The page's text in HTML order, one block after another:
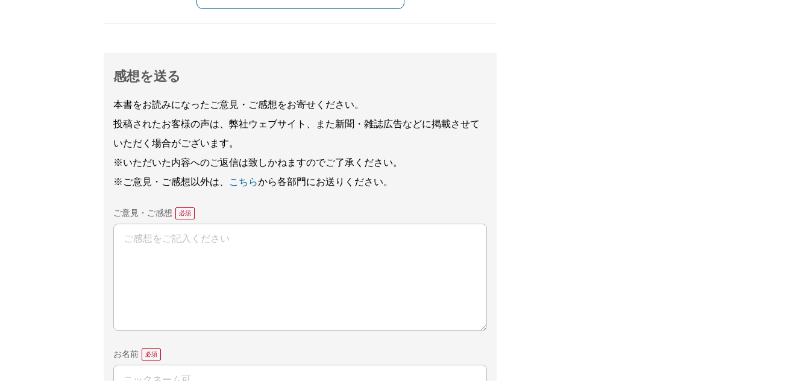
感想を送る
本書をお読みになったご意見・ご感想をお寄せください。
投稿されたお客様の声は、弊社ウェブサイト、また新聞・雑誌広告などに掲載させて
いただく場合がございます。
※いただいた内容へのご返信は致しかねますのでご了承ください。
※ご意見・ご感想以外は、
こちらから各部門にお送りください。
ご意見・ご感想
お名前